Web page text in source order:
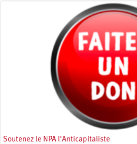
Soutenez le NPA l'Anticapitaliste